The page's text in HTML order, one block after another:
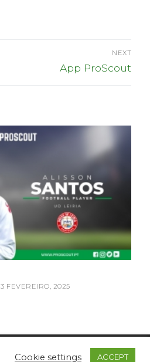
NEXT
Next
App ProScout
3 FEVEREIRO, 2025
Cookie settings ACCEPT